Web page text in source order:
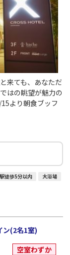
来ても、あなただ
はの眺望が魅力の
より朝食ブッフ
徒歩5分以内 大浴場
ン(2名1室)
空室わずか